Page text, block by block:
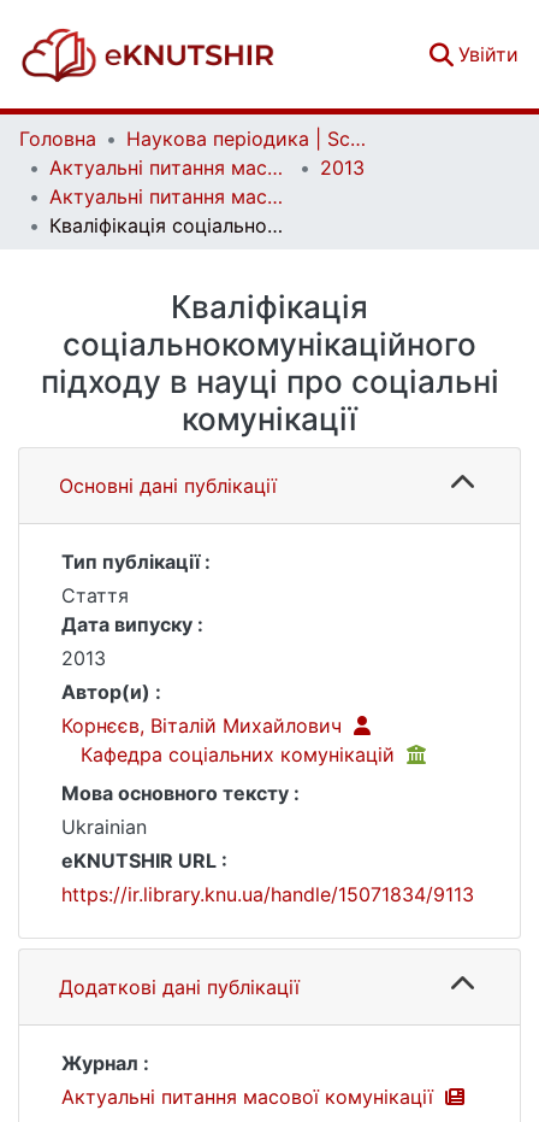
Увійти
Головна
Наукова періодика | Scientific periodicals
Актуальні питання масової комунікації | Current Issues of Mass Communication
2013
Актуальні питання масової комунікації. Випуск 14
Кваліфікація соціальнокомунікаційного підходу в науці про соціальні комунікації
Кваліфікація
соціальнокомунікаційного
підходу в науці про соціальні
комунікації
Основні дані публікації
Тип публікації :
Стаття
Дата випуску :
2013
Автор(и) :
Корнєєв, Віталій Михайлович
Кафедра соціальних комунікацій
Мова основного тексту :
Ukrainian
eKNUTSHIR URL :
https://ir.library.knu.ua/handle/15071834/9113
Додаткові дані публікації
Журнал :
Актуальні питання масової комунікації